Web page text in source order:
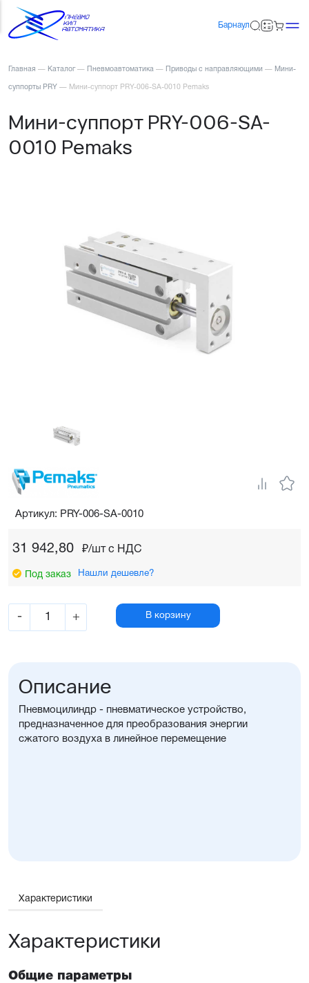
Барнаул
Главная — Каталог — Пневмоавтоматика — Приводы с направляющими — Мини-
суппорты PRY — Мини-суппорт PRY-006-SA-0010 Pemaks
Мини-суппорт PRY-006-SA-
0010 Pemaks
31 942,80 ₽/шт c НДС
Под заказ Нашли дешевле?
- + В корзину
Артикул: PRY-006-SA-0010
Описание
Пневмоцилиндр - пневматическое устройство,
предназначенное для преобразования энергии
сжатого воздуха в линейное перемещение
Характеристики
Характеристики
Общие параметры